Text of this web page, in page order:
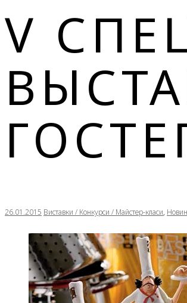
V
26.01.2015 Виставки / Конкурси / Майстер-класи,